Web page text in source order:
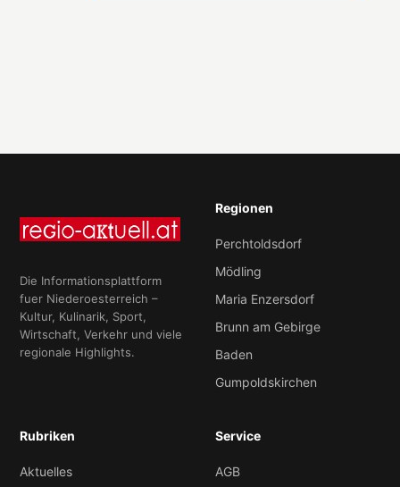
Die Informationsplattform
fuer Niederoesterreich –
Kultur, Kulinarik, Sport,
Wirtschaft, Verkehr und viele
regionale Highlights.
Regionen
Perchtoldsdorf
Mödling
Maria Enzersdorf
Brunn am Gebirge
Baden
Gumpoldskirchen
Rubriken
Aktuelles
Service
AGB